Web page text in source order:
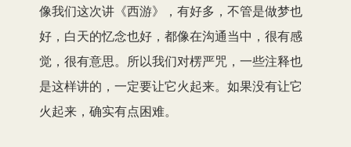
像我们这次讲《西游》，有好多，不管是做梦也
好，白天的忆念也好，都像在沟通当中，很有感
觉，很有意思。所以我们对楞严咒，一些注释也
是这样讲的，一定要让它火起来。如果没有让它
火起来，确实有点困难。